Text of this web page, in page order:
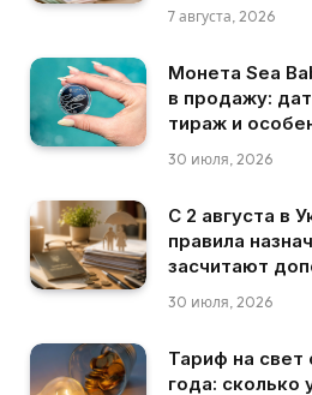
7 августа, 2026
Монета Sea
в продажу:
тираж и
30 июля, 2026
С 2 августа в
правила
засчитают
30 июля, 2026
Тариф на свет
года: сколько